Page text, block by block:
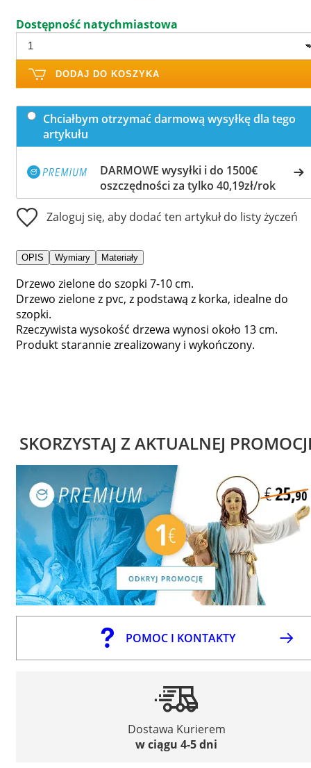
Dostępność natychmiastowa
DODAJ DO KOSZYKA
Chciałbym otrzymać darmową wysyłkę dla tego
artykułu
DARMOWE wysyłki i do 1500€
oszczędności za tylko 40,19zł/rok
Zaloguj się, aby dodać ten artykuł do listy życzeń
OPIS Wymiary Materiały
Drzewo zielone do szopki 7-10 cm.
Drzewo zielone z pvc, z podstawą z korka, idealne do
szopki.
Rzeczywista wysokość drzewa wynosi około 13 cm.
Produkt starannie zrealizowany i wykończony.
SKORZYSTAJ Z AKTUALNEJ
POMOC I KONTAKTY
Dostawa Kurierem
w ciągu 4-5 dni